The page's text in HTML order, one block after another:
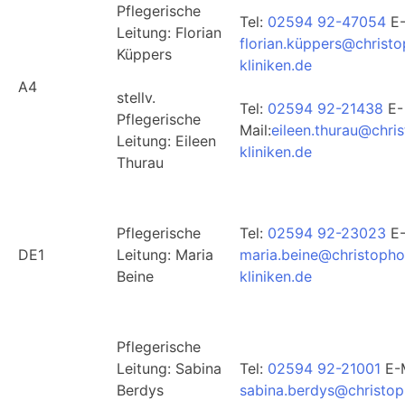
A4
Pflegerische
Leitung: Florian
Küppers
stellv.
Pflegerische
Leitung: Eileen
Thurau
Tel: 02594 92-47054
kliniken.de
Tel: 02594 92-21438 E-
Mail:
kliniken.de
DE1
Pflegerische
Leitung: Maria
Beine
Tel: 02594 92-23023
kliniken.de
Pflegerische
Leitung: Sabina
Berdys
Tel: 02594 92-21001 E-